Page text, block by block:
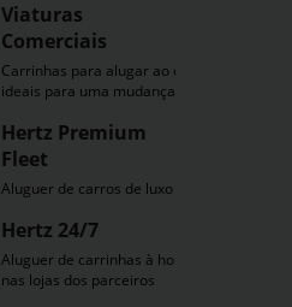
Viaturas
Comerciais
Carrinhas para alugar ao dia
ideais para uma mudança
Hertz Premium
Fleet
Aluguer de carros de luxo
Hertz 24/7
Aluguer de carrinhas à hora
nas lojas dos parceiros